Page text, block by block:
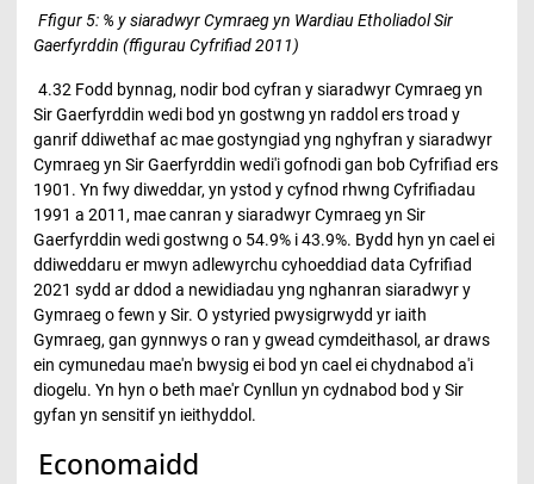
Ffigur 5: % y siaradwyr Cymraeg yn Wardiau Etholiadol Sir
Gaerfyrddin (ffigurau Cyfrifiad 2011)
4.32 Fodd bynnag, nodir bod cyfran y siaradwyr Cymraeg yn
Sir Gaerfyrddin wedi bod yn gostwng yn raddol ers troad y
ganrif ddiwethaf ac mae gostyngiad yng nghyfran y siaradwyr
Cymraeg yn Sir Gaerfyrddin wedi'i gofnodi gan bob Cyfrifiad ers
1901. Yn fwy diweddar, yn ystod y cyfnod rhwng Cyfrifiadau
1991 a 2011, mae canran y siaradwyr Cymraeg yn Sir
Gaerfyrddin wedi gostwng o 54.9% i 43.9%. Bydd hyn yn cael ei
ddiweddaru er mwyn adlewyrchu cyhoeddiad data Cyfrifiad
2021 sydd ar ddod a newidiadau yng nghanran siaradwyr y
Gymraeg o fewn y Sir. O ystyried pwysigrwydd yr iaith
Gymraeg, gan gynnwys o ran y gwead cymdeithasol, ar draws
ein cymunedau mae'n bwysig ei bod yn cael ei chydnabod a'i
diogelu. Yn hyn o beth mae'r Cynllun yn cydnabod bod y Sir
gyfan yn sensitif yn ieithyddol.
Economaidd